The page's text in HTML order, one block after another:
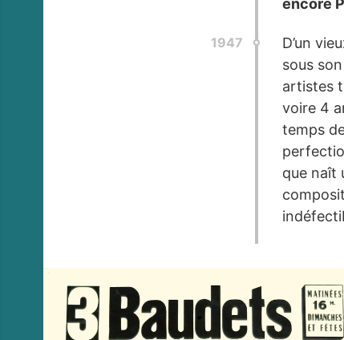
encore
1947 D’un
sous
artistes
voire 4
temps
que naît